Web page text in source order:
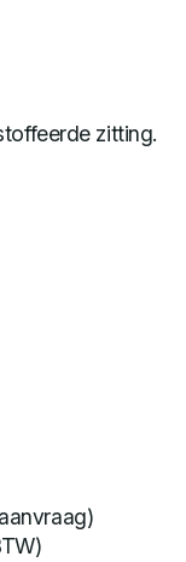
zitting.